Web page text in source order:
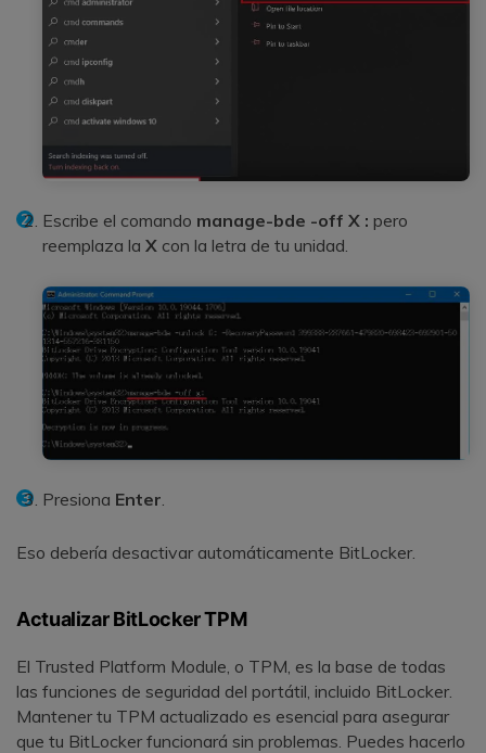
Escribe el comando manage-bde -off X : pero
reemplaza la X con la letra de tu unidad.
Presiona Enter.
Eso debería desactivar automáticamente BitLocker.
Actualizar BitLocker TPM
El Trusted Platform Module, o TPM, es la base de todas
las funciones de seguridad del portátil, incluido BitLocker.
Mantener tu TPM actualizado es esencial para asegurar
que tu BitLocker funcionará sin problemas. Puedes hacerlo